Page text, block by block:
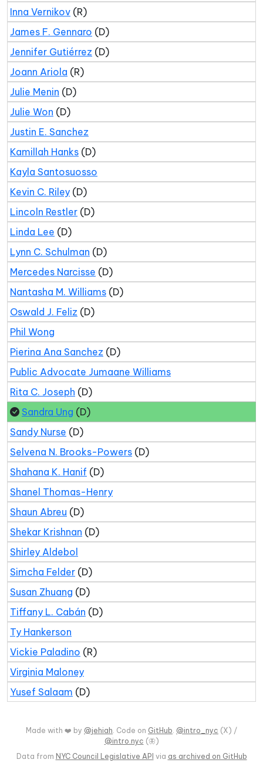
Inna Vernikov (R)
James F. Gennaro (D)
Jennifer Gutiérrez (D)
Joann Ariola (R)
Julie Menin (D)
Julie Won (D)
Justin E. Sanchez
Kamillah Hanks (D)
Kayla Santosuosso
Kevin C. Riley (D)
Lincoln Restler (D)
Linda Lee (D)
Lynn C. Schulman (D)
Mercedes Narcisse (D)
Nantasha M. Williams (D)
Oswald J. Feliz (D)
Phil Wong
Pierina Ana Sanchez (D)
Public Advocate Jumaane Williams
Rita C. Joseph (D)
Sandra Ung (D)
Sandy Nurse (D)
Selvena N. Brooks-Powers (D)
Shahana K. Hanif (D)
Shanel Thomas-Henry
Shaun Abreu (D)
Shekar Krishnan (D)
Shirley Aldebol
Simcha Felder (D)
Susan Zhuang (D)
Tiffany L. Cabán (D)
Ty Hankerson
Vickie Paladino (R)
Virginia Maloney
Yusef Salaam (D)
Made with ❤️ by @jehiah. Code on GitHub. @intro_nyc (X) /
@intro.nyc (🦋)
Data from NYC Council Legislative API via as archived on GitHub